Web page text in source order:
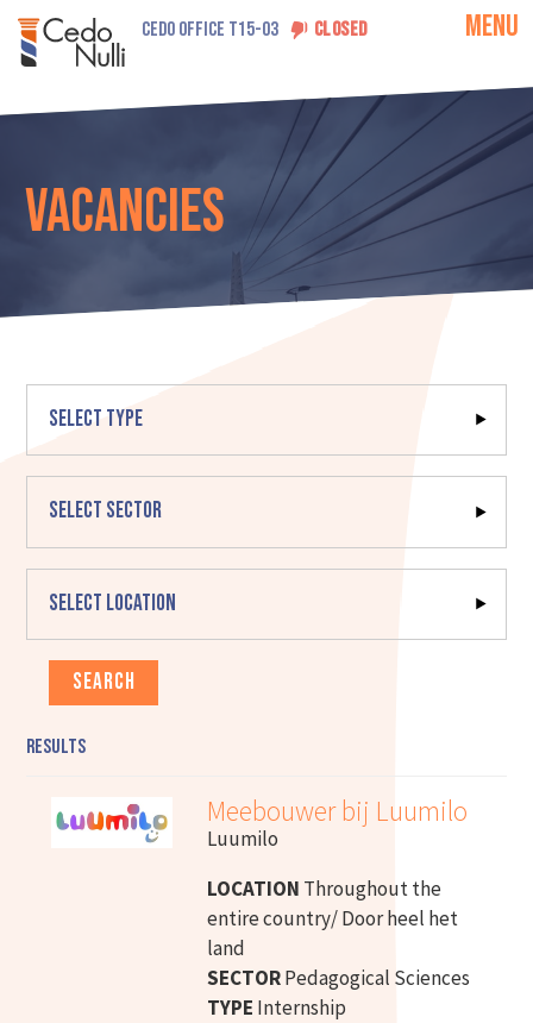
CEDO OFFICE T15-03 CLOSED
Vacancies
Select type
Select sector
Select location
Results
Meebouwer bij Luumilo
Luumilo
LOCATION Throughout the
entire country/ Door heel het
land
SECTORPedagogical Sciences
TYPE Internship
MENU